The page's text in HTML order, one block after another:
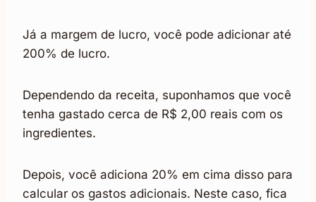
Já a margem de lucro, você pode adicionar até
200% de lucro.
Dependendo da receita, suponhamos que você
tenha gastado cerca de R$ 2,00 reais com os
ingredientes.
Depois, você adiciona 20% em cima disso para
calcular os gastos adicionais. Neste caso, fica